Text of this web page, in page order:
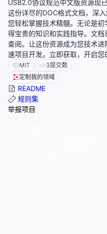
USB2.0协议规范中文版资源现
这份详尽的DOC格式文档，深
您轻松掌握技术精髓。无论是
得宝贵的知识和实践指导。文
查阅。让这份资源成为您技术
速项目开发。立即获取，开启您
MIT 3提交数
定制我的领域
README
规则集
举报项目